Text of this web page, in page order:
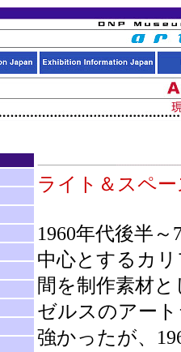
ライト＆スペ
1960年代後半
中心とするカ
間を制作素材
ゼルスのアー
強かったが、